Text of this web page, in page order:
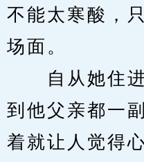
不能太寒酸，
场面。
自从她住进
到他父亲都一
着就让人觉得